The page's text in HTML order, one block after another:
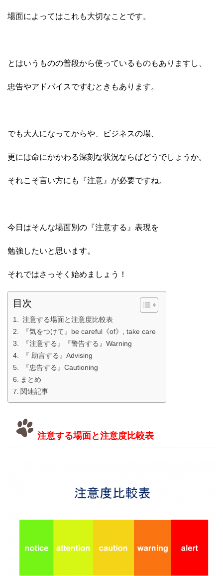
場面によってはこれも大切なことです。
とはいうものの普段から使っているものもありますし、
忠告やアドバイスですむときもあります。
でも大人になってからや、ビジネスの場、
更には命にかかわる深刻な状況ならばどうでしょうか。
それこそ言い方にも『注意』が必要ですね。
今日はそんな場面別の『注意する』表現を
勉強したいと思います。
それではさっそく始めましょう！
目次
注意する場面と注意度比較表
『気をつけて』be careful《of》, take care
『注意する』『警告する』Warning
『 助言する』Advising
『忠告する』Cautioning
まとめ
関連記事
注意する場面と注意度比較表